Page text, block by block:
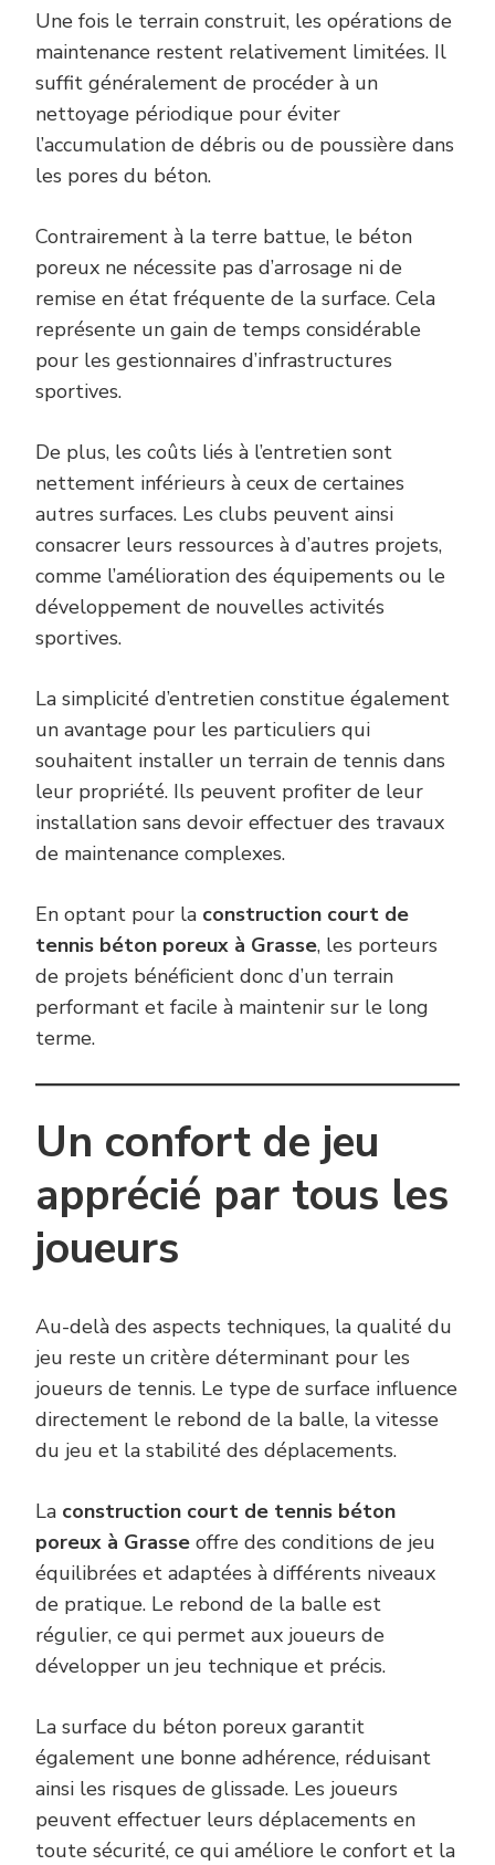
Une fois le terrain construit, les opérations de
maintenance restent relativement limitées. Il
suffit généralement de procéder à un
nettoyage périodique pour éviter
l’accumulation de débris ou de poussière dans
les pores du béton.
Contrairement à la terre battue, le béton
poreux ne nécessite pas d’arrosage ni de
remise en état fréquente de la surface. Cela
représente un gain de temps considérable
pour les gestionnaires d’infrastructures
sportives.
De plus, les coûts liés à l’entretien sont
nettement inférieurs à ceux de certaines
autres surfaces. Les clubs peuvent ainsi
consacrer leurs ressources à d’autres projets,
comme l’amélioration des équipements ou le
développement de nouvelles activités
sportives.
La simplicité d’entretien constitue également
un avantage pour les particuliers qui
souhaitent installer un terrain de tennis dans
leur propriété. Ils peuvent profiter de leur
installation sans devoir effectuer des travaux
de maintenance complexes.
En optant pour la construction court de
tennis béton poreux à Grasse, les porteurs
de projets bénéficient donc d’un terrain
performant et facile à maintenir sur le long
terme.
Un confort de jeu
apprécié par tous les
joueurs
Au-delà des aspects techniques, la qualité du
jeu reste un critère déterminant pour les
joueurs de tennis. Le type de surface influence
directement le rebond de la balle, la vitesse
du jeu et la stabilité des déplacements.
La construction court de tennis béton
poreux à Grasse offre des conditions de jeu
équilibrées et adaptées à différents niveaux
de pratique. Le rebond de la balle est
régulier, ce qui permet aux joueurs de
développer un jeu technique et précis.
La surface du béton poreux garantit
également une bonne adhérence, réduisant
ainsi les risques de glissade. Les joueurs
peuvent effectuer leurs déplacements en
toute sécurité, ce qui améliore le confort et la